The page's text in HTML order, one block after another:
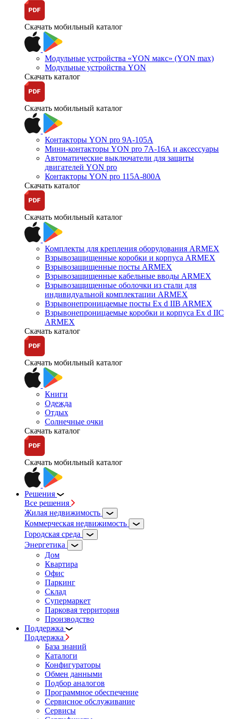
Скачать мобильный каталог
Модульные устройства «YON макс» (YON max)
Модульные устройства YON
Скачать каталог
Скачать мобильный каталог
Контакторы YON pro 9А-105А
Мини-контакторы YON pro 7А-16А и аксессуары
Автоматические выключатели для защиты
двигателей YON pro
Контакторы YON pro 115А-800А
Скачать каталог
Скачать мобильный каталог
Комплекты для крепления оборудования ARMEX
Взрывозащищенные коробки и корпуса ARMEX
Взрывозащищенные посты ARMEX
Взрывозащищенные кабельные вводы ARMEX
Взрывозащищенные оболочки из стали для
индивидуальной комплектации ARMEX
Взрывонепроницаемые посты Ex d IIB ARMEX
Взрывонепроницаемые коробки и корпуса Ex d IIС
ARMEX
Скачать каталог
Скачать мобильный каталог
Книги
Одежда
Отдых
Солнечные очки
Скачать каталог
Скачать мобильный каталог
Решения
Все решения
Жилая недвижимость
Коммерческая недвижимость
Городская среда
Энергетика
Дом
Квартира
Офис
Паркинг
Склад
Супермаркет
Парковая территория
Производство
Поддержка
Поддержка
База знаний
Каталоги
Конфигураторы
Обмен данными
Подбор аналогов
Программное обеспечение
Сервисное обслуживание
Сервисы